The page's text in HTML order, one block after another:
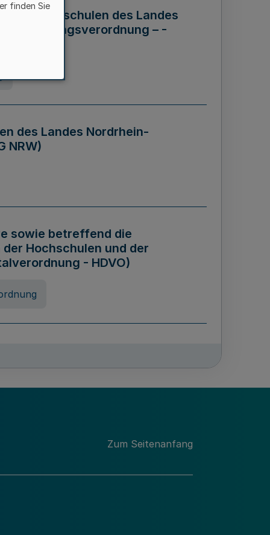
der Hochschulen des Landes
– -
des Landes Nordrhein-
NRW)
sowie betreffend die
Hochschulen und der
- HDVO)
des Landes Nordrhein-
Zum Seitenanfang
finden Sie